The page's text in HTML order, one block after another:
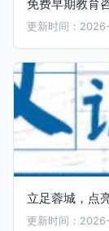
免费早期教育
更新时间：
立足蓉城，点
更新时间：